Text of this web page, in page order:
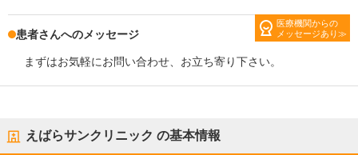
医療機関からの
メッセージあり
患者さんへのメッセージ
まずはお気軽にお問い合わせ、お立ち寄り下さい。
えばらサンクリニック の基本情報